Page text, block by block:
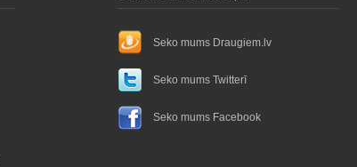
Seko mums Draugiem.lv
Seko mums Twitterī
Seko mums Facebook